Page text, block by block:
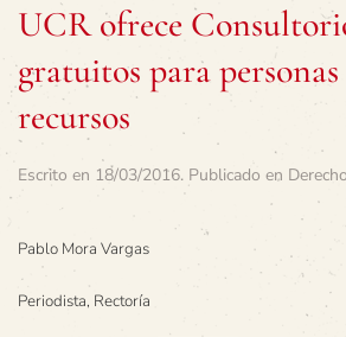
UCR ofrece
gratuitos para personas
recursos
Escrito en 18/03/2016. Publicado en
Pablo Mora Vargas
Periodista, Rectoría